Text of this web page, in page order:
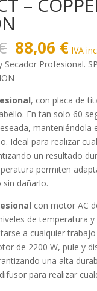
–
El
precio
original
110,00 €.
88,06 €El
IVA
Secador Profesional.
, con placa de
En tan solo 60
manteniéndola
Ideal para realizar
un resultado
permiten
dañarlo.
con motor AC
de temperatura
a cualquier
de 2200 W, pule y
una alta
para realizar